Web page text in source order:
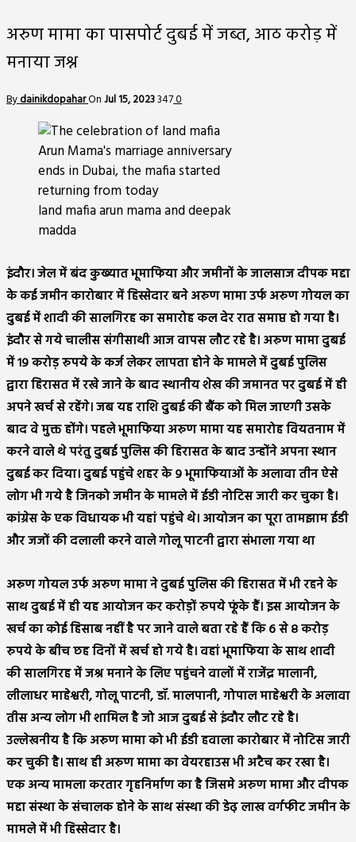
अरुण मामा का पासपोर्ट दुबई में जब्त, आठ करोड़ में
मनाया जश्न
BydainikdopaharOnJul 15, 20233470
land mafia arun mama and deepak
madda
इंदौर। जेल में बंद कुख्यात भूमाफिया और जमीनों के जालसाज दीपक मद्दा
के कई जमीन कारोबार में हिस्सेदार बने अरुण मामा उर्फ अरुण गोयल का
दुबई में शादी की सालगिरह का समारोह कल देर रात समाप्त हो गया है।
इंदौर से गये चालीस संगीसाथी आज वापस लौट रहे है। अरुण मामा दुबई
में १९ करोड़ रुपये के कर्ज लेकर लापता होने के मामले में दुबई पुलिस
द्वारा हिरासत में रखे जाने के बाद स्थानीय शेख की जमानत पर दुबई में ही
अपने खर्च से रहेंगे। जब यह राशि दुबई की बैंक को मिल जाएगी उसके
बाद वे मुक्त होंगे। पहले भूमाफिया अरुण मामा यह समारोह वियतनाम में
करने वाले थे परंतु दुबई पुलिस की हिरासत के बाद उन्होंने अपना स्थान
दुबई कर दिया। दुबई पहुंचे शहर के ९ भूमाफियाओं के अलावा तीन ऐसे
लोग भी गये है जिनको जमीन के मामले में ईडी नोटिस जारी कर चुका है।
कांग्रेस के एक विधायक भी यहां पहुंचे थे। आयोजन का पूरा तामझाम ईडी
और जजों की दलाली करने वाले गोलू पाटनी द्वारा संभाला गया था
अरुण गोयल उर्फ अरुण मामा ने दुबई पुलिस की हिरासत में भी रहने के
साथ दुबई में ही यह आयोजन कर करोड़ों रुपये फूंके हैं। इस आयोजन के
खर्च का कोई हिसाब नहीं है पर जाने वाले बता रहे हैं कि ६ से ८ करोड़
रुपये के बीच छह दिनों में खर्च हो गये है। वहां भूमाफिया के साथ शादी
की सालगिरह में जश्र मनाने के लिए पहुंचने वालों में राजेंद्र मालानी,
लीलाधर माहेश्वरी, गोलू पाटनी, डॉ. मालपानी, गोपाल माहेश्वरी के अलावा
तीस अन्य लोग भी शामिल है जो आज दुबई से इंदौर लौट रहे है।
उल्लेखनीय है कि अरुण मामा को भी ईडी हवाला कारोबार में नोटिस जारी
कर चुकी है। साथ ही अरुण मामा का वेयरहाउस भी अटैच कर रखा है।
एक अन्य मामला करतार गृहनिर्माण का है जिसमे अरुण मामा और दीपक
मद्दा संस्था के संचालक होने के साथ संस्था की डेढ़ लाख वर्गफीट जमीन के
मामले में भी हिस्सेदार है।